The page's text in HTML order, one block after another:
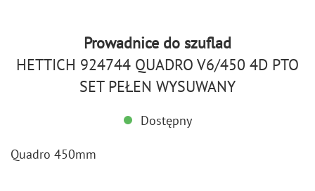
Prowadnice do szuflad
HETTICH 924744 QUADRO V6/450 4D PTO
SET PEŁEN WYSUWANY
Dostępny
Qu­adro 450mm